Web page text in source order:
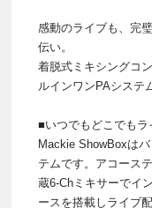
感動のライブも、完
伝い。
着脱式ミキシングコ
ルインワンPAシステ
■いつでもどこでもラ
Mackie ShowBoxは
テムです。アコース
蔵6-Chミキサーでイ
ースを搭載しライブ